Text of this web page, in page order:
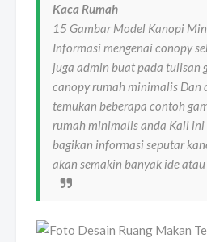
Kaca Rumah
15 Gambar Model Kanopi
Informasi mengenai conopy
juga admin buat pada tulisan
canopy rumah minimalis Dan
temukan beberapa contoh
rumah minimalis anda Kali
bagikan informasi seputar
akan semakin banyak ide